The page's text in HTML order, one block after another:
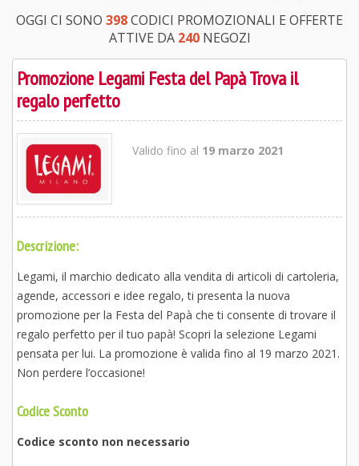
OGGI CI SONO 398CODICI PROMOZIONALI E OFFERTE
ATTIVE DA 240NEGOZI
Promozione Legami Festa del Papà Trova il
regalo perfetto
Valido fino al 19 marzo 2021
Descrizione:
Legami, il marchio dedicato alla vendita di articoli di cartoleria,
agende, accessori e idee regalo, ti presenta la nuova
promozione per la Festa del Papà che ti consente di trovare il
regalo perfetto per il tuo papà! Scopri la selezione Legami
pensata per lui. La promozione è valida fino al 19 marzo 2021.
Non perdere l’occasione!
Codice Sconto
Codice sconto non necessario